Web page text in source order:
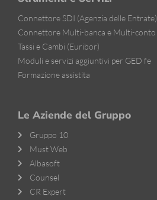
Connettore SDI (Agenzia delle Entrate)
Connettore Multi-banca e Multi-conto
Tassi e Cambi (Euribor)
Moduli e servizi aggiuntivi per GED fe
Formazione assistita
Le Aziende del Gruppo
Gruppo 10
Must Web
Albasoft
Counsel
CR Expert